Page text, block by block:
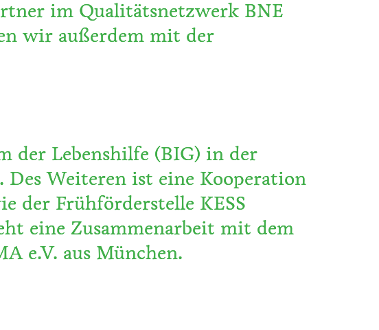
im Qualitätsnetzwerk BNE
wir außerdem mit der
der Lebenshilfe (BIG) in der
Weiteren ist eine Kooperation
der Frühförderstelle KESS
eine Zusammenarbeit mit dem
e.V. aus München.